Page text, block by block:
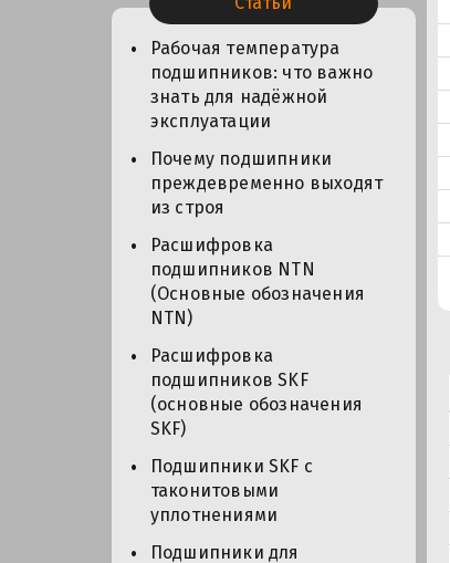
Рабочая температура
подшипников: что важно
знать для надёжной
эксплуатации
Почему подшипники
преждевременно выходят
из строя
Расшифровка
подшипников NTN
(Основные обозначения
NTN)
Расшифровка
подшипников SKF
(основные обозначения
SKF)
Подшипники SKF с
таконитовыми
уплотнениями
Подшипники для